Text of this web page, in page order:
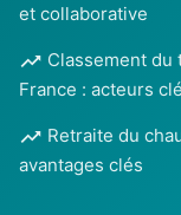
et collaborative
Classement
France : acteurs
Retraite du
avantages clés